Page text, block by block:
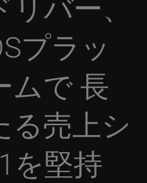
プラッ
ムで 長
る売上シ
を堅持